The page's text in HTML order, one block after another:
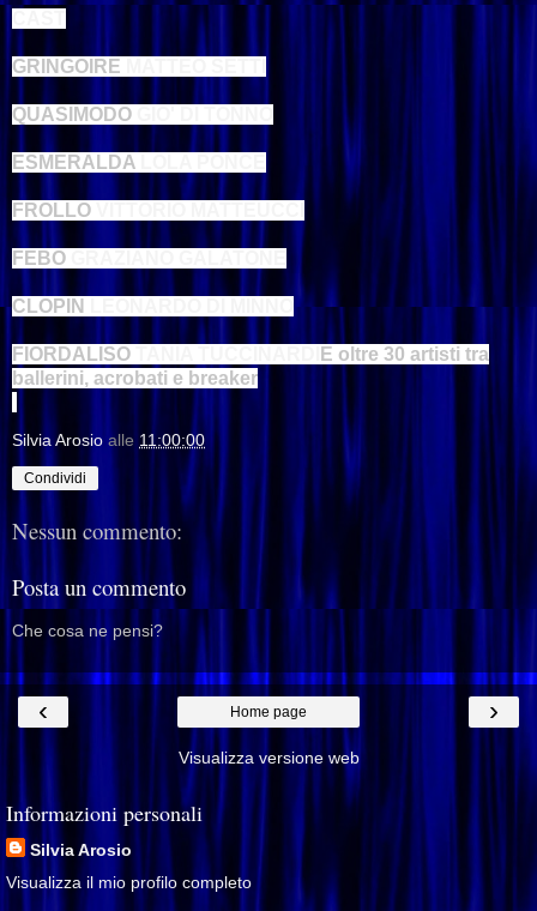
GRINGOIRE
QUASIMODO
ESMERALDA
FROLLO
FEBO
CLOPIN
FIORDALISO
E oltre 30 artisti tra
ballerini, acrobati e breaker
Silvia Arosio alle 11:00:00
Condividi
Nessun commento:
Posta un commento
Che cosa ne pensi?
‹ ›
Home page
Visualizza versione web
Informazioni personali
Silvia Arosio
Visualizza il mio profilo completo